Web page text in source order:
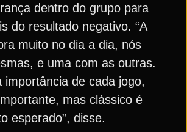
dentro do grupo para
do resultado negativo. “A
muito no dia a dia, nós
e uma com as outras.
importância de cada jogo,
mas clássico é
esperado”, disse.